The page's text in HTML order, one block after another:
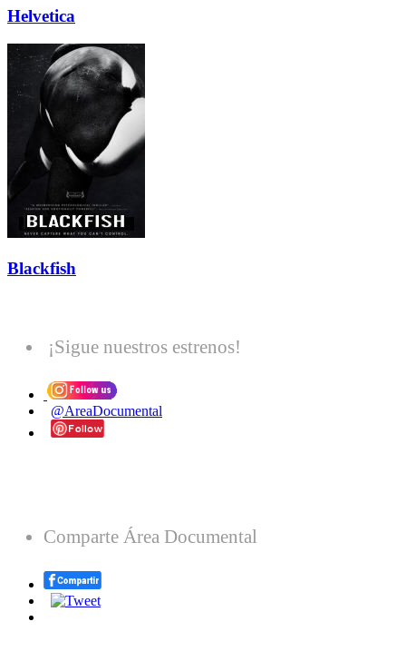
Helvetica
Blackfish
¡Sigue nuestros estrenos!
@AreaDocumental
Comparte Área Documental